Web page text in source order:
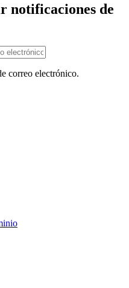
notificaciones de
correo electrónico.